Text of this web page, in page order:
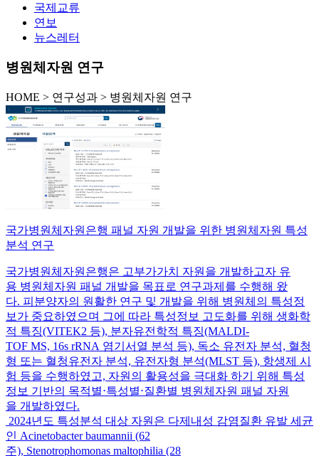
국제교류
연보
뉴스레터
병원체자원 연구
HOME > 연구성과 > 병원체자원 연구
국가병원체자원은행 패널 자원 개발을 위한 병원체자원 특성
분석 연구
국가병원체자원은행은 고부가가치 자원을 개발하고자 유
용 병원체자원 패널 개발을 목표로 연구과제를 수행해 왔
다. 피분양자의 원활한 연구 및 개발을 위해 병원체의 특성정
보가 중요하였으며 그에 따라 특성정보 고도화를 위해 생화학
적 특징(VITEK2 등), 분자유전학적 특징(MALDI-
TOF MS, 16s rRNA 염기서열 분석 등), 독소 유전자 분석, 혈청
형 또는 혈청유전자 분석, 유전자형 분석(MLST 등), 항생제 시
험 등을 수행하였고, 자원의 활용성을 극대화 하기 위해 특성
정보 기반의 목적별⋅특성별⋅질환별 병원체자원 패널 자원
을 개발하였다.
2024년도 특성분석 대상 자원은 다제내성 감염질환 유발 세균
인 Acinetobacter baumannii (62
주), Stenotrophomonas maltophilia (28